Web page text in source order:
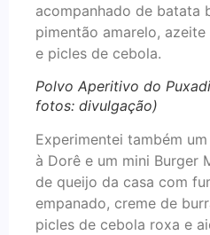
acompanhado de batata
pimentão amarelo,
e picles de cebola.
Polvo Aperitivo do
fotos: divulgação)
Experimentei também
à Dorê e um mini Burger
de queijo da casa com
empanado, creme de
picles de cebola roxa e